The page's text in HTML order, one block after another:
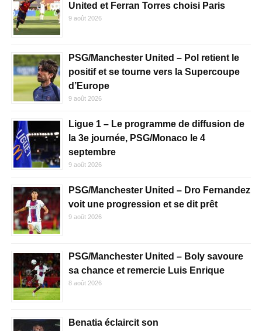
United et Ferran Torres choisi Paris
9 août 2026
PSG/Manchester United – Pol retient le
positif et se tourne vers la Supercoupe
d’Europe
9 août 2026
Ligue 1 – Le programme de diffusion de
la 3e journée, PSG/Monaco le 4
septembre
9 août 2026
PSG/Manchester United – Dro Fernandez
voit une progression et se dit prêt
9 août 2026
PSG/Manchester United – Boly savoure
sa chance et remercie Luis Enrique
8 août 2026
Benatia éclaircit son